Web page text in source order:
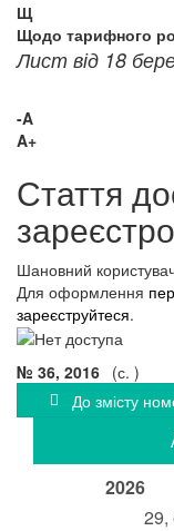
Щ
Щодо тарифного
Лист від 18
-A
A+
Стаття
Шановний
Для оформлення
зареєструйтеся.
№ 36, 2016 (с. )
До змісту
2026
29,